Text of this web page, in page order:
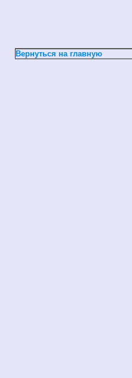
Вернуться на главную